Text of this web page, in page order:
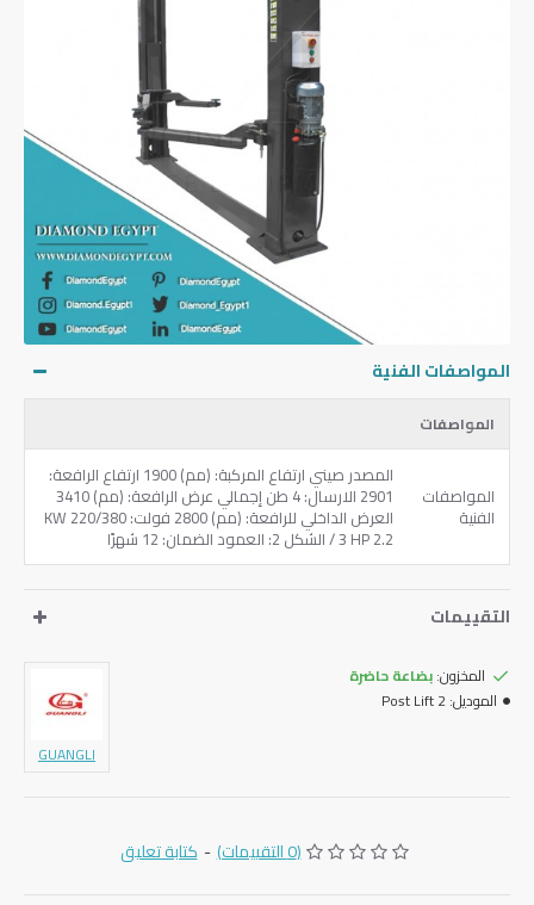
المواصفات الفنية
المواصفات
المواصفات
الفنية
المصدر صيني ارتفاع المركبة: (مم) 1900 ارتفاع الرافعة:
2901 الارسال: 4 طن إجمالي عرض الرافعة: (مم) 3410
العرض الداخلي للرافعة: (مم) 2800 فولت: 220/380 KW
/ 3 HP 2.2 الشكل 2: العمود الضمان: 12 شهرًا
التقييمات
المخزون:بضاعة حاضرة
الموديل:2 Post Lift
GUANGLI
(0 التقييمات) - كتابة تعليق